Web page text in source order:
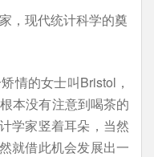
，现代统计科学的奠
情的女士叫Bristol，
本没有注意到喝茶的
学家竖着耳朵，当然
就借此机会发展出一